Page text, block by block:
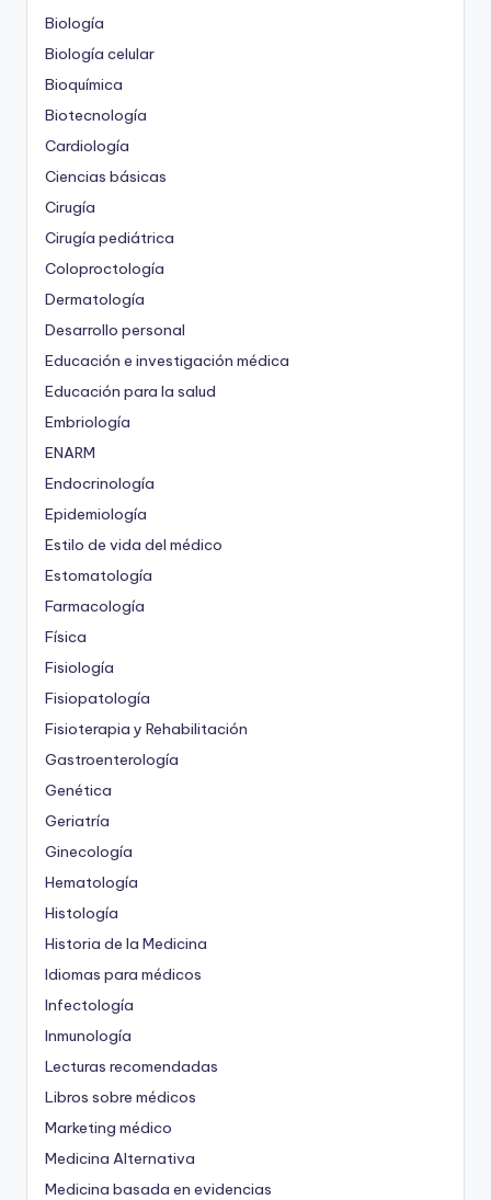
Biología
Biología celular
Bioquímica
Biotecnología
Cardiología
Ciencias básicas
Cirugía
Cirugía pediátrica
Coloproctología
Dermatología
Desarrollo personal
Educación e investigación médica
Educación para la salud
Embriología
ENARM
Endocrinología
Epidemiología
Estilo de vida del médico
Estomatología
Farmacología
Física
Fisiología
Fisiopatología
Fisioterapia y Rehabilitación
Gastroenterología
Genética
Geriatría
Ginecología
Hematología
Histología
Historia de la Medicina
Idiomas para médicos
Infectología
Inmunología
Lecturas recomendadas
Libros sobre médicos
Marketing médico
Medicina Alternativa
Medicina basada en evidencias